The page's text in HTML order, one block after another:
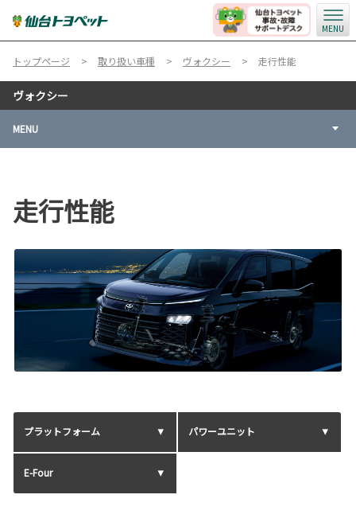
MENU
トップページ 取り扱い車種 ヴォクシー 走行性能
ヴォクシー
MENU
走行性能
プラットフォーム パワーユニット
E-Four